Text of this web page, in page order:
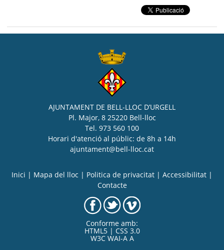
AJUNTAMENT DE BELL-LLOC D’URGELL
Pl. Major, 8 25220 Bell-lloc
Tel. 973 560 100
Horari d'atenció al públic: de 8h a 14h
ajuntament@bell-lloc.cat
Inici | Mapa del lloc | Politica de privacitat | Accessibilitat |
Contacte
Conforme amb:
HTML5 | CSS 3.0
W3C WAI-A A